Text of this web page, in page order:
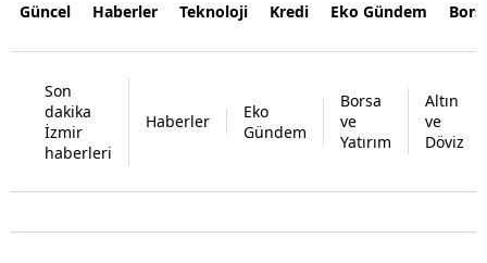
Güncel Haberler Teknoloji Kredi Eko Gündem
Son
dakika
İzmir
haberleri
Haberler
Eko
Gündem
Borsa
ve
Yatırım
Altın
ve
Döviz